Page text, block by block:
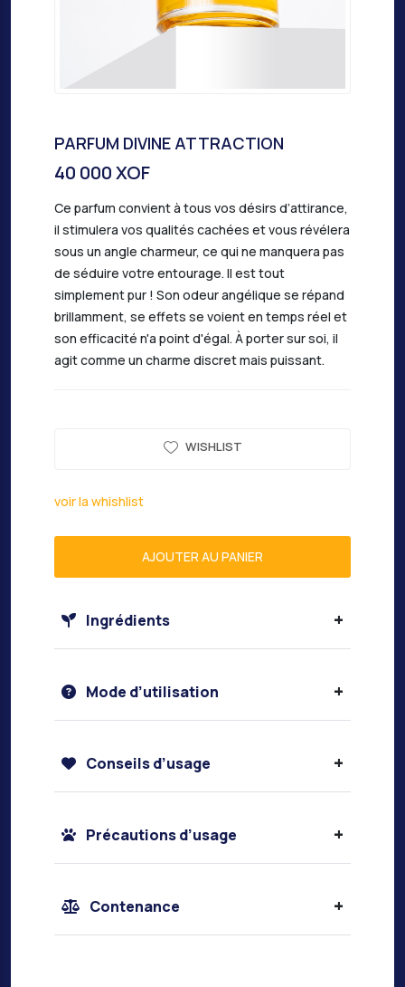
PARFUM DIVINE ATTRACTION
40 000 XOF
Ce parfum convient à tous vos désirs d’attirance,
il stimulera vos qualités cachées et vous révélera
sous un angle charmeur, ce qui ne manquera pas
de séduire votre entourage. Il est tout
simplement pur ! Son odeur angélique se répand
brillamment, se effets se voient en temps réel et
son efficacité n'a point d'égal. À porter sur soi, il
agit comme un charme discret mais puissant.
WISHLIST
voir la whishlist
AJOUTER AU PANIER
Ingrédients +
Mode d’utilisation +
Conseils d’usage +
Précautions d’usage +
Contenance +